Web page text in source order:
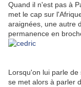
Quand il n'est pas à
met le cap sur
araignées, une autre
permanence en
Lorsqu'on lui parle
se met alors à parler